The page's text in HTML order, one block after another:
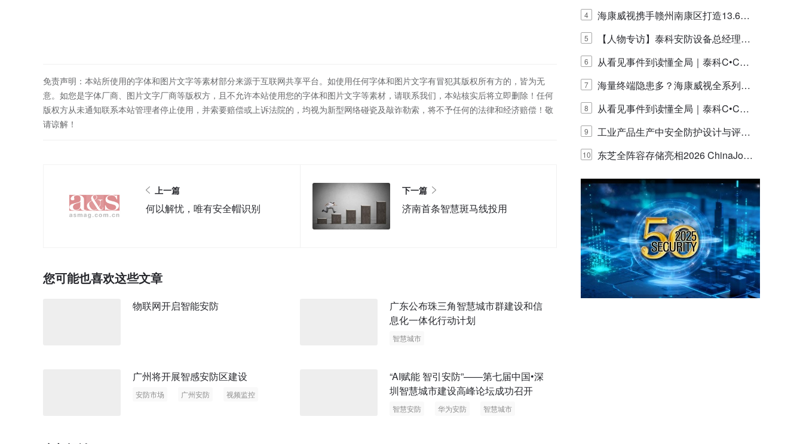
免责声明：本站所使用的字体和图片文字等素材部分来源于互联网共享平台。如使用任何字体和图片文字有冒犯其版权所有方的，皆为无
意。如您是字体厂商、图片文字厂商等版权方，且不允许本站使用您的字体和图片文字等素材，请联系我们，本站核实后将立即删除！任何
版权方从未通知联系本站管理者停止使用，并索要赔偿或上诉法院的，均视为新型网络碰瓷及敲诈勒索，将不予任何的法律和经济赔偿！敬
请谅解！
上一篇
何以解忧，唯有安全帽识别
下一篇
济南首条智慧斑马线投用
您可能也喜欢这些文章
物联网开启智能安防
广东公布珠三角智慧城市群建设和信
息化一体化行动计划
智慧城市
广州将开展智感安防区建设
安防市场 广州安防 视频监控
“AI赋能 智引安防”——第七届中国•深
圳智慧城市建设高峰论坛成功召开
智慧安防 华为安防 智慧城市
能培训正式启动！
4
海康威视携手赣州南康区打造13.6公
里绿波网
5
【人物专访】泰科安防设备总经理张
宁解码安防出海新范式
6
从看见事件到读懂全局｜泰科C•CUR
E IQ 3.20开启安防运营智能新时代
7
海量终端隐患多？海康威视全系列物
联安全产品，四层守护更放心！
8
从看见事件到读懂全局｜泰科C•CUR
E IQ 3.20开启安防运营智能新时代
9
工业产品生产中安全防护设计与评估
的实践与探讨
10
东芝全阵容存储亮相2026 ChinaJo
y，以海量数据底座赋能“与AI同游”新
体验